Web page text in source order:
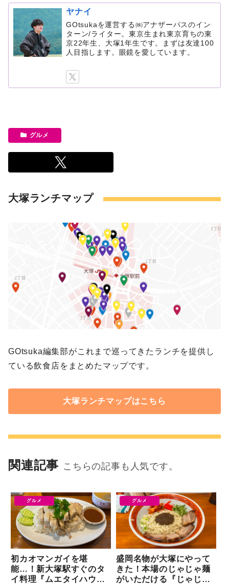
ヤナイ
GOtsukaを運営する㈱アナザーパスのイン
ターン/ライター。東京生まれ東京育ちの東
京22年生、大塚1年生です。まずは友達100
人目指します。眼鏡を愛しています。
グルメ
大塚ランチマップ
GOtsuka編集部がこれまで巡ってきたランチを提供し
ている飲食店をまとめたマップです。
大塚ランチマップはこちら
関連記事 こちらの記事も人気です。
グルメ
初カオマンガイを堪
能…！新大塚駅すぐのタ
イ料理『ムエタイハウ
グルメ
盛岡名物が大塚にやって
きた！本場のじゃじゃ麺
がいただける『じゃじゃ